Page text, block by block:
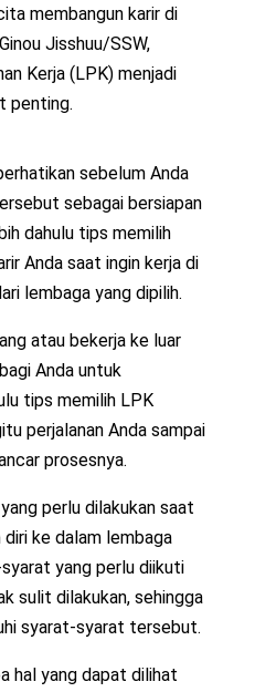
membangun karir di
Jisshuu/SSW,
Kerja (LPK) menjadi
penting.
sebelum Anda
sebagai bersiapan
dahulu tips memilih
Anda saat ingin kerja di
lembaga yang dipilih.
atau bekerja ke luar
Anda untuk
tips memilih LPK
perjalanan Anda sampai
prosesnya.
perlu dilakukan saat
ke dalam lembaga
yang perlu diikuti
sulit dilakukan, sehingga
syarat-syarat tersebut.
hal yang dapat dilihat